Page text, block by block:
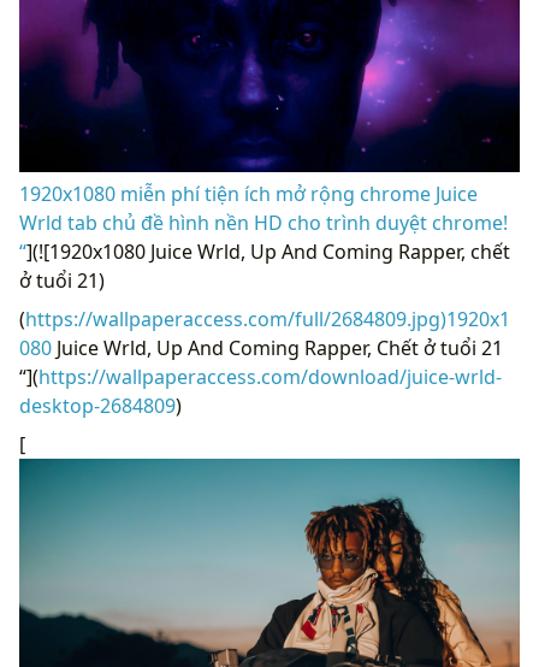
1920x1080 miễn phí tiện ích mở rộng chrome Juice
Wrld tab chủ đề hình nền HD cho trình duyệt chrome!
“](![1920x1080 Juice Wrld, Up And Coming Rapper, chết
ở tuổi 21)
(https://wallpaperaccess.com/full/2684809.jpg)1920x1
080 Juice Wrld, Up And Coming Rapper, Chết ở tuổi 21
“](https://wallpaperaccess.com/download/juice-wrld-
desktop-2684809)
[